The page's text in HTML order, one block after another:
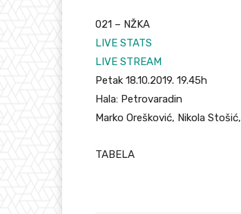
021 – NŽKA
LIVE STATS
LIVE STREAM
Petak 18.10.2019. 19.45h
Hala: Petrovaradin
Marko Orešković, Nikola
TABELA